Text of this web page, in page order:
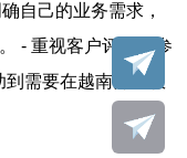
自己的业务需求，
- 重视客户评价：参
需要在越南部署服